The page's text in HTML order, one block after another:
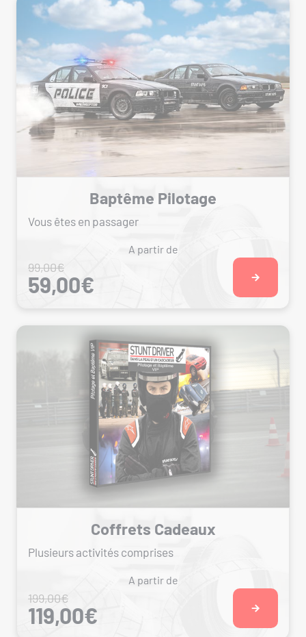
Baptême Pilotage
Vous êtes en passager
A partir de
99,00€
59,00€
Coffrets Cadeaux
Plusieurs activités comprises
A partir de
199,00€
119,00€